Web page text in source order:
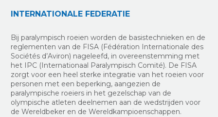
INTERNATIONALE FEDERATIE
Bij paralympisch roeien worden de basistechnieken en de
reglementen van de FISA (Fédération Internationale des
Sociétés d’Aviron) nageleefd, in overeenstemming met
het IPC (Internationaal Paralympisch Comité). De FISA
zorgt voor een heel sterke integratie van het roeien voor
personen met een beperking, aangezien de
paralympische roeiers in het gezelschap van de
olympische atleten deelnemen aan de wedstrijden voor
de Wereldbeker en de Wereldkampioenschappen.